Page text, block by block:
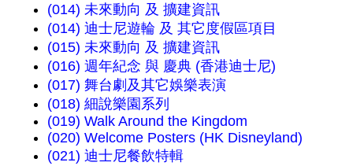
(014) 未來動向 及 擴建資訊
(014) 迪士尼遊輪 及 其它度假區項目
(015) 未來動向 及 擴建資訊
(016) 週年紀念 與 慶典 (香港迪士尼)
(017) 舞台劇及其它娛樂表演
(018) 細說樂園系列
(019) Walk Around the Kingdom
(020) Welcome Posters (HK Disneyland)
(021) 迪士尼餐飲特輯